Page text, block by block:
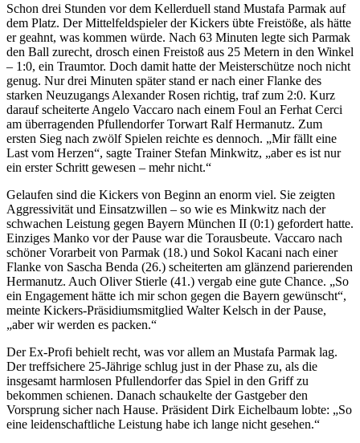
Schon drei Stunden vor dem Kellerduell stand Mustafa Parmak auf
dem Platz. Der Mittelfeldspieler der Kickers übte Freistöße, als hätte
er geahnt, was kommen würde. Nach 63 Minuten legte sich Parmak
den Ball zurecht, drosch einen Freistoß aus 25 Metern in den Winkel
– 1:0, ein Traumtor. Doch damit hatte der Meisterschütze noch nicht
genug. Nur drei Minuten später stand er nach einer Flanke des
starken Neuzugangs Alexander Rosen richtig, traf zum 2:0. Kurz
darauf scheiterte Angelo Vaccaro nach einem Foul an Ferhat Cerci
am überragenden Pfullendorfer Torwart Ralf Hermanutz. Zum
ersten Sieg nach zwölf Spielen reichte es dennoch. „Mir fällt eine
Last vom Herzen“, sagte Trainer Stefan Minkwitz, „aber es ist nur
ein erster Schritt gewesen – mehr nicht.“
Gelaufen sind die Kickers von Beginn an enorm viel. Sie zeigten
Aggressivität und Einsatzwillen – so wie es Minkwitz nach der
schwachen Leistung gegen Bayern München II (0:1) gefordert hatte.
Einziges Manko vor der Pause war die Torausbeute. Vaccaro nach
schöner Vorarbeit von Parmak (18.) und Sokol Kacani nach einer
Flanke von Sascha Benda (26.) scheiterten am glänzend parierenden
Hermanutz. Auch Oliver Stierle (41.) vergab eine gute Chance. „So
ein Engagement hätte ich mir schon gegen die Bayern gewünscht“,
meinte Kickers-Präsidiumsmitglied Walter Kelsch in der Pause,
„aber wir werden es packen.“
Der Ex-Profi behielt recht, was vor allem an Mustafa Parmak lag.
Der treffsichere 25-Jährige schlug just in der Phase zu, als die
insgesamt harmlosen Pfullendorfer das Spiel in den Griff zu
bekommen schienen. Danach schaukelte der Gastgeber den
Vorsprung sicher nach Hause. Präsident Dirk Eichelbaum lobte: „So
eine leidenschaftliche Leistung habe ich lange nicht gesehen.“